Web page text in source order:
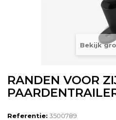
Bekijk
RANDEN VOOR
Referentie: 3500789